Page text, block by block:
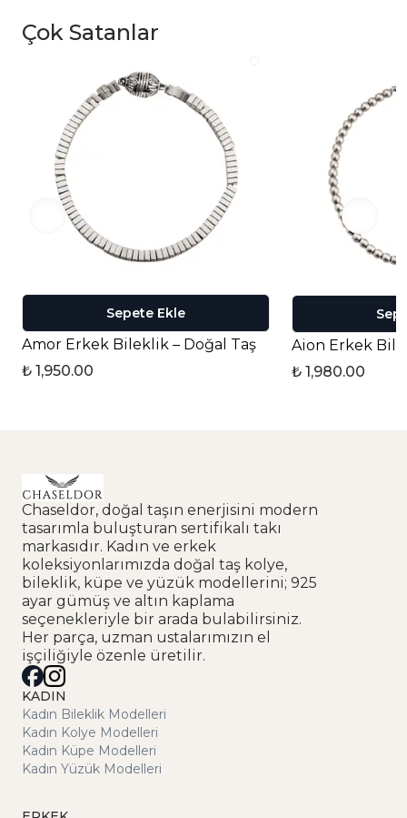
Çok Satanlar
Sepete Ekle
Amor Erkek Bileklik – Doğal Taş
₺ 1,950.00
Aion Erkek
₺ 1,980.00
Chaseldor, doğal taşın enerjisini modern
tasarımla buluşturan sertifikalı takı
markasıdır. Kadın ve erkek
koleksiyonlarımızda doğal taş kolye,
bileklik, küpe ve yüzük modellerini; 925
ayar gümüş ve altın kaplama
seçenekleriyle bir arada bulabilirsiniz.
Her parça, uzman ustalarımızın el
işçiliğiyle özenle üretilir.
KADIN
Kadın Bileklik Modelleri
Kadın Kolye Modelleri
Kadın Küpe Modelleri
Kadın Yüzük Modelleri